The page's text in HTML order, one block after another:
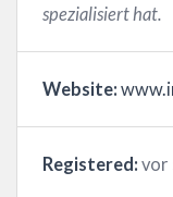
spezialisiert hat.
Website:
Registered: vor